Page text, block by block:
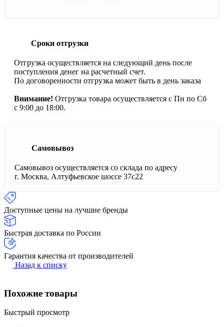
Сроки отгрузки
Отгрузка осуществляется на следующий день после
поступления денег на расчетный счет.
По договоренности отгрузка может быть в день заказа
Внимание! Отгрузка товара осуществляется с Пн по Сб
с 9:00 до 18:00.
Самовывоз
Самовывоз осуществляется со склада по адресу
г. Москва, Алтуфьевское шоссе 37с22
Доступные цены на лучшие бренды
Быстрая доставка по России
Гарантия качества от производителей
Назад к списку
Похожие товары
Быстрый просмотр